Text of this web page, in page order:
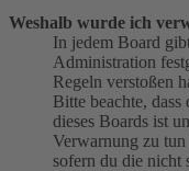
Weshalb wurde ich
In jedem Board
Administration
Regeln verstoßen
Bitte beachte,
dieses Boards ist
Verwarnung zu
sofern du die nicht